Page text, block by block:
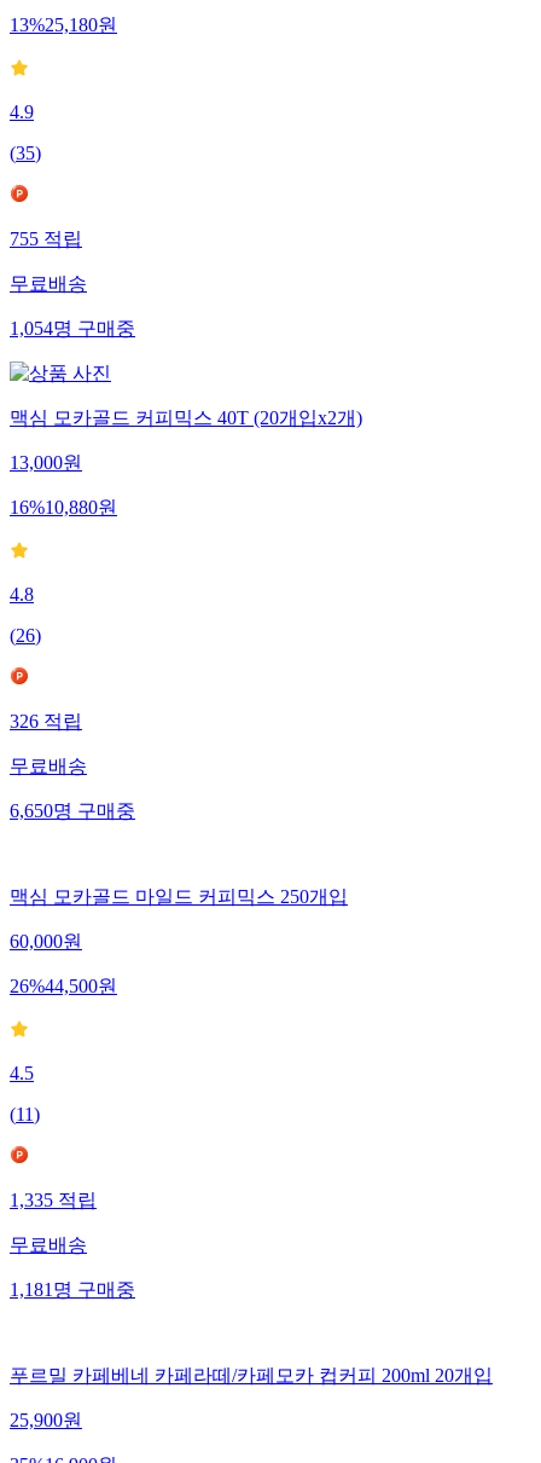
13%25,180원
4.9
(35)
755적립
무료배송
1,054명구매중
맥심 모카골드 커피믹스 40T (20개입x2개)
13,000원
16%10,880원
4.8
(26)
326적립
무료배송
6,650명구매중
맥심 모카골드 마일드 커피믹스 250개입
60,000원
26%44,500원
4.5
(11)
1,335적립
무료배송
1,181명구매중
푸르밀 카페베네 카페라떼/카페모카 컵커피 200ml 20개입
25,900원